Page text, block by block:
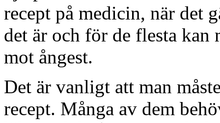
recept på medicin, när det
det är och för de flesta kan
mot ångest.
Det är vanligt att man
recept. Många av dem